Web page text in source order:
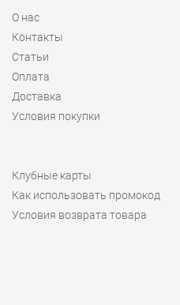
О нас
Контакты
Статьи
Оплата
Доставка
Условия покупки
Клубные карты
Как использовать промокод
Условия возврата товара